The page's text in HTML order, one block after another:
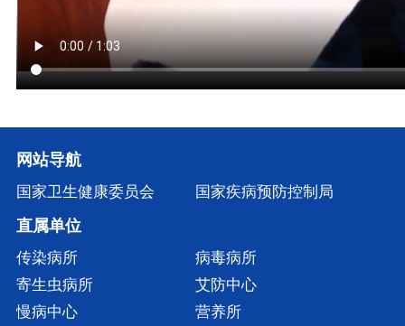
网站导航
国家卫生健康委员会 国家疾病预防控制局
直属单位
传染病所
病毒病所
寄生虫病所
艾防中心
慢病中心
营养所